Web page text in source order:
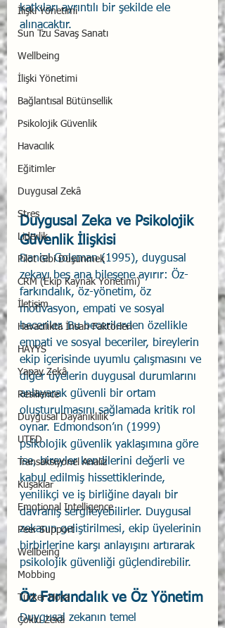
İlişki Yönetimi
Sun Tzu Savaş Sanatı
Wellbeing
İlişki Yönetimi
Bağlantısal Bütünsellik
Psikolojik Güvenlik
Havacılık
Eğitimler
Duygusal Zekâ
Stres
Liderlik
Pilot Gibi Düşünmek
CRM (Ekip Kaynak Yönetimi)
İletişim
Havacılıkta İnsan Faktörleri
HAYYS
Yapay Zekâ
Resilience
Duygusal Dayanıklılık
UTED
Transaksiyonel Analiz
Kuşaklar
Emotional Intelligence
Peer Support
Wellbeing
Mobbing
Türker Hoca
Çoklu Zekâ
katkıları ayrıntılı bir şekilde ele
alınacaktır.
Duygusal Zeka ve Psikolojik
Güvenlik İlişkisi
Daniel Goleman (1995), duygusal
zekayı beş ana bileşene ayırır: Öz-
farkındalık, öz-yönetim, öz
motivasyon, empati ve sosyal
beceriler. Bu becerilerden özellikle
empati ve sosyal beceriler, bireylerin
ekip içerisinde uyumlu çalışmasını ve
diğer üyelerin duygusal durumlarını
anlayarak güvenli bir ortam
oluşturulmasını sağlamada kritik rol
oynar. Edmondson’ın (1999)
psikolojik güvenlik yaklaşımına göre
ise, bireyler kendilerini değerli ve
kabul edilmiş hissettiklerinde,
yenilikçi ve iş birliğine dayalı bir
davranış sergileyebilirler. Duygusal
zekanın geliştirilmesi, ekip üyelerinin
birbirlerine karşı anlayışını artırarak
psikolojik güvenliği güçlendirebilir.
Öz Farkındalık ve Öz Yönetim
Duygusal zekanın temel